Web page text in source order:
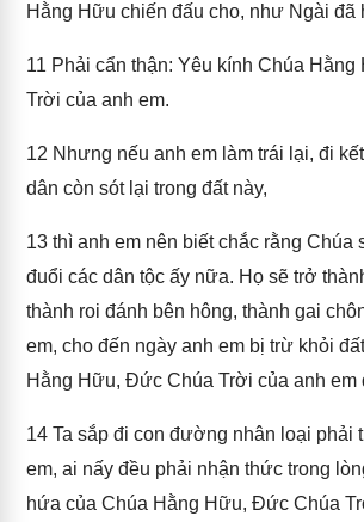
Hằng Hữu chiến đấu cho, như Ngài đã
11 Phải cẩn thận: Yêu kính Chúa
Trời của anh em.
12 Nhưng nếu anh em làm trái lại, đi
dân còn sót lại trong đất này,
13 thì anh em nên biết chắc rằng Chúa
đuổi các dân tộc ấy nữa. Họ sẽ trở
thành roi đánh bên hông, thành gai
em, cho đến ngày anh em bị trừ khỏi
Hằng Hữu, Đức Chúa Trời của anh em
14 Ta sắp đi con đường nhân loại phải
em, ai nấy đều phải nhận thức trong
hứa của Chúa Hằng Hữu, Đức Chúa